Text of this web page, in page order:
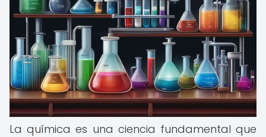
La química es una ciencia fundamental que